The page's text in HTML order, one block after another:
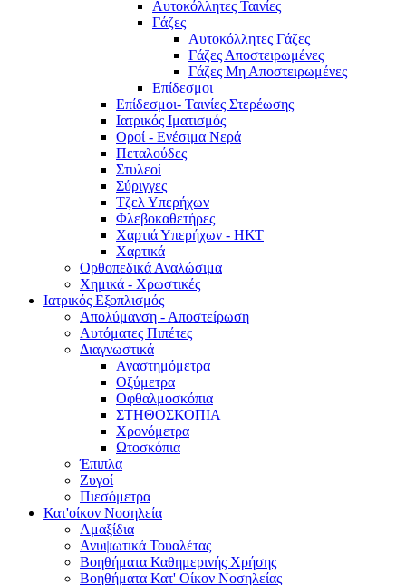
Αυτοκόλλητες Ταινίες
Γάζες
Αυτοκόλλητες Γάζες
Γάζες Αποστειρωμένες
Γάζες Μη Αποστειρωμένες
Επίδεσμοι
Επίδεσμοι- Ταινίες Στερέωσης
Ιατρικός Ιματισμός
Οροί - Ενέσιμα Νερά
Πεταλούδες
Στυλεοί
Σύριγγες
Τζελ Υπερήχων
Φλεβοκαθετήρες
Χαρτιά Υπερήχων - ΗΚΤ
Χαρτικά
Ορθοπεδικά Αναλώσιμα
Χημικά - Χρωστικές
Ιατρικός Εξοπλισμός
Απολύμανση - Αποστείρωση
Αυτόματες Πιπέτες
Διαγνωστικά
Αναστημόμετρα
Οξύμετρα
Οφθαλμοσκόπια
ΣΤΗΘΟΣΚΟΠΙΑ
Χρονόμετρα
Ωτοσκόπια
Έπιπλα
Ζυγοί
Πιεσόμετρα
Κατ'οίκον Νοσηλεία
Αμαξίδια
Ανυψωτικά Τουαλέτας
Βοηθήματα Καθημερινής Χρήσης
Βοηθήματα Κατ' Οίκον Νοσηλείας